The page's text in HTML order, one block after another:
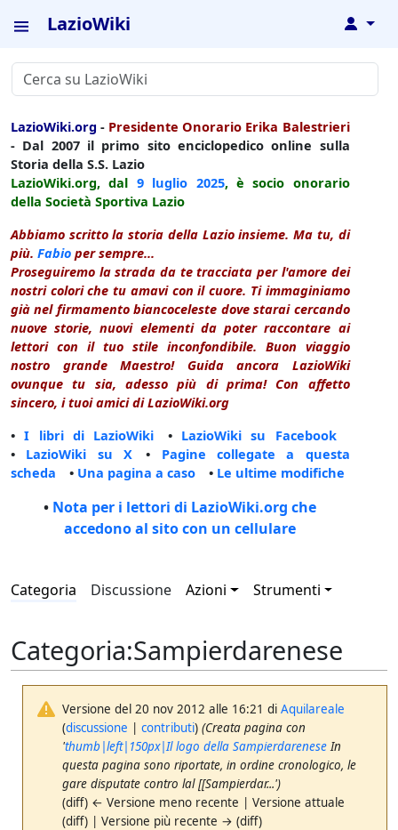
LazioWiki ↓
LazioWiki.org - Presidente Onorario Erika Balestrieri
- Dal 2007 il primo sito enciclopedico online sulla
Storia della S.S. Lazio
LazioWiki.org, dal 9 luglio 2025, è socio onorario
della Società Sportiva Lazio
Abbiamo scritto la storia della Lazio insieme. Ma tu, di
più. Fabio per sempre...
Proseguiremo la strada da te tracciata per l'amore dei
nostri colori che tu amavi con il cuore. Ti immaginiamo
già nel firmamento biancoceleste dove starai cercando
nuove storie, nuovi elementi da poter raccontare ai
lettori con il tuo stile inconfondibile. Buon viaggio
nostro grande Maestro! Guida ancora LazioWiki
ovunque tu sia, adesso più di prima! Con affetto
sincero, i tuoi amici di LazioWiki.org
•I libri di LazioWiki • LazioWiki su Facebook
• LazioWiki su X • Pagine collegate a questa
scheda • Una pagina a caso • Le ultime modifiche
• Nota per i lettori di LazioWiki.org che
accedono al sito con un cellulare
Categoria Discussione Azioni Strumenti
Categoria:Sampierdarenese
Versione del 20 nov 2012 alle 16:21 diAquilareale
(discussione |contributi) (Creata pagina con
'thumb|left|150px|Il logo della SampierdareneseIn
questa pagina sono riportate, in ordine cronologico, le
gare disputate contro lal [[Sampierdar...')
(diff) ← Versione meno recente | Versione attuale
(diff) | Versione più recente → (diff)